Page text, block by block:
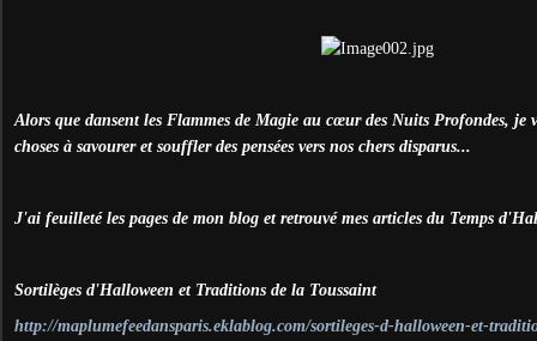
Alors que dansent les Flammes de Magie au cœur des Nuits Profondes, je
choses à savourer et souffler des pensées vers nos chers disparus...
J'ai feuilleté les pages de mon blog et retrouvé mes articles du Temps
Sortilèges d'Halloween et Traditions de la Toussaint
http://maplumefeedansparis.eklablog.com/sortileges-d-halloween-et-